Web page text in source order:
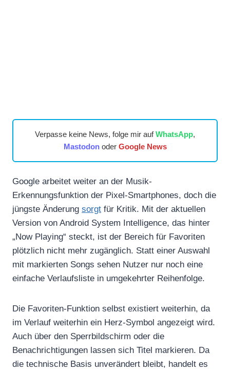
Verpasse keine News, folge mir aufWhatsApp,
Mastodonoder Google News
Google arbeitet weiter an der Musik-
Erkennungsfunktion der Pixel-Smartphones, doch die
jüngste Änderung sorgt für Kritik. Mit der aktuellen
Version von Android System Intelligence, das hinter
„Now Playing“ steckt, ist der Bereich für Favoriten
plötzlich nicht mehr zugänglich. Statt einer Auswahl
mit markierten Songs sehen Nutzer nur noch eine
einfache Verlaufsliste in umgekehrter Reihenfolge.
Die Favoriten-Funktion selbst existiert weiterhin, da
im Verlauf weiterhin ein Herz-Symbol angezeigt wird.
Auch über den Sperrbildschirm oder die
Benachrichtigungen lassen sich Titel markieren. Da
die technische Basis unverändert bleibt, handelt es